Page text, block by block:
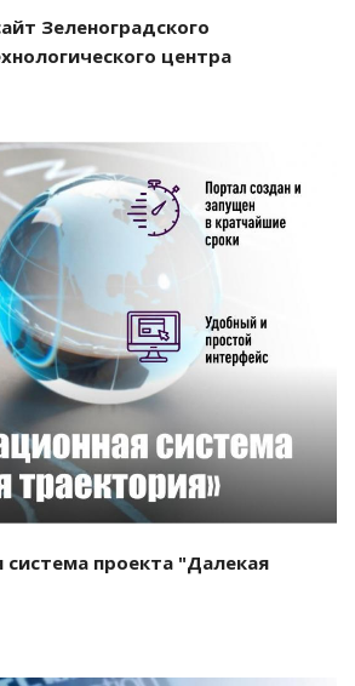
Зеленоградского
центра
Смотреть проект
проекта "Далекая